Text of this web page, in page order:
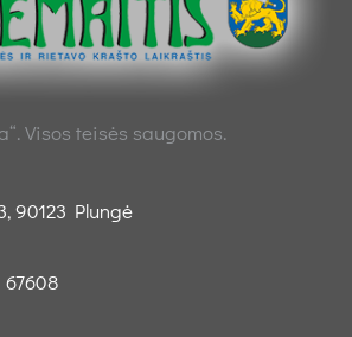
Visos teisės saugomos.
90123 Plungė
67608